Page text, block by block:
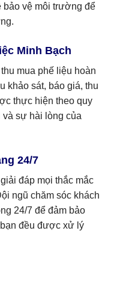
bảo vệ môi trường để
Minh Bạch
mua phế liệu hoàn
khảo sát, báo giá, thu
thực hiện theo quy
sự hài lòng của
24/7
đáp mọi thắc mắc
ngũ chăm sóc khách
24/7 để đảm bảo
đều được xử lý